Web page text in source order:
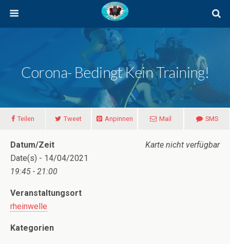
Corona- Bedingt Kein Training!
Teilen Tweet Anpinnen Mail SMS
Karte nicht verfügbar
Datum/Zeit
Date(s) - 14/04/2021
19:45 - 21:00
Veranstaltungsort
rheinwelle
Kategorien